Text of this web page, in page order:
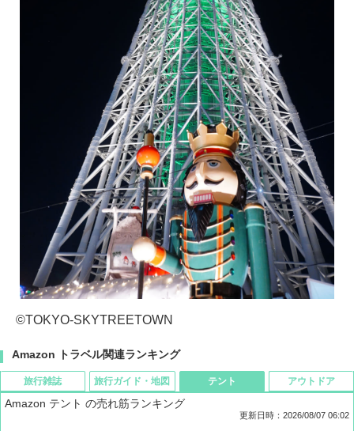
©TOKYO-SKYTREETOWN
Amazon トラベル関連ランキング
旅行雑誌 旅行ガイド・地図 テント
Amazon テント の売れ筋ランキング
更新日時：2026/08/07 06:02
アウトドア